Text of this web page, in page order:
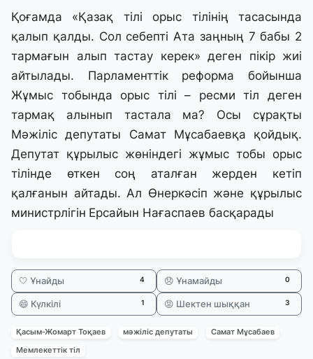
Қоғамда «Қазақ тілі орыс тілінің тасасында
қалып қалды. Сол себепті Ата заңның 7 бабы 2
тармағын алып тастау керек» деген пікір жиі
айтылады. Парламенттік реформа бойынша
Жұмыс тобында орыс тілі – ресми тіл деген
тармақ алынып тастала ма? Осы сұрақты
Мәжіліс депутаты Самат Мұсабаевқа қойдық.
Депутат құрылыс жөніндегі жұмыс тобы орыс
тілінде өткен соң аталған жерден кетіп
қалғанын айтады. Ал Өнеркәсіп және құрылыс
министрлігін Ерсайын Нағаспаев басқарады
🤍 Ұнайды 4 😞 Ұнамайды 0
😄 Күлкілі 1 😡 Шектен шыққан 3
Қасым-Жомарт Тоқаев мәжіліс депутаты
Самат Мұсабаев
Мемлекеттік тіл